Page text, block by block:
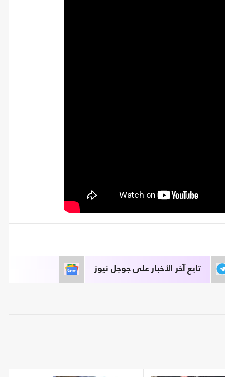
تابع آخر الأخبار على جوجل نيوز